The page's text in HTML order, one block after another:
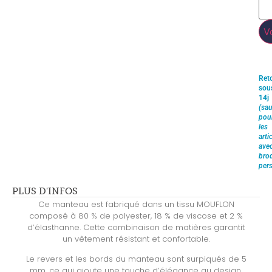
14j
les
PLUS D'INFOS
Ce manteau est fabriqué dans un tissu MOUFLON
composé à 80 % de polyester, 18 % de viscose et 2 %
d’élasthanne. Cette combinaison de matières garantit
un vêtement résistant et confortable.
Le revers et les bords du manteau sont surpiqués de 5